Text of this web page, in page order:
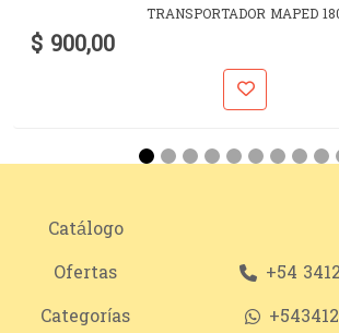
TRANSPORTADOR MAPED
$ 900,00
Catálogo
Ofertas
Categorías
+54